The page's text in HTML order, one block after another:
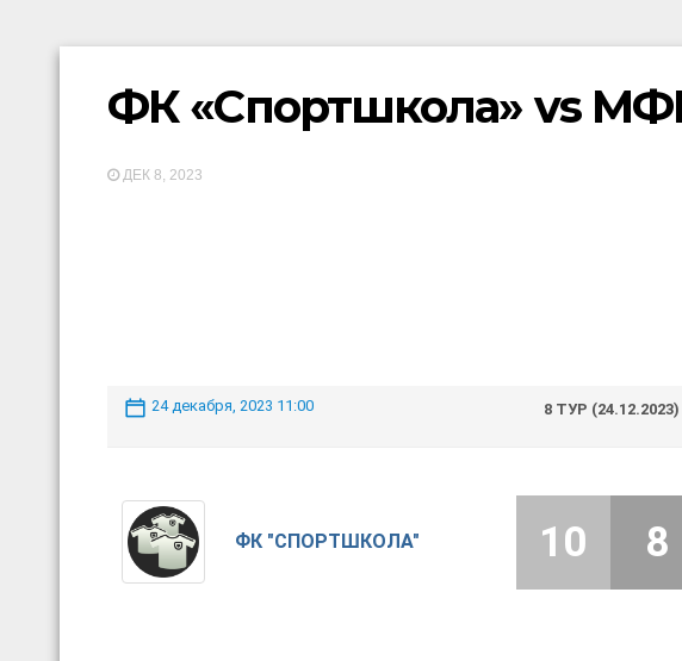
ФК «Спортшкола» vs
ДЕК 8, 2023
24 декабря, 2023 11:00 8 ТУР (24.12.2023)
ФК "СПОРТШКОЛА" 10 8